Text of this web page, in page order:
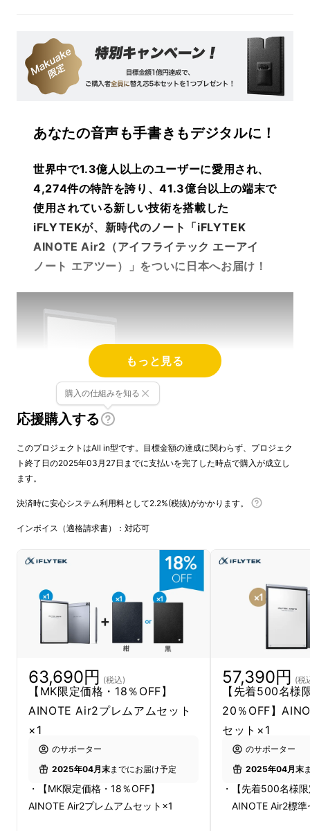
あなたの音声も手書きもデジタルに！
世界中で1.3億人以上のユーザーに愛用され、
4,274件の特許を誇り、41.3億台以上の端末で
使用されている新しい技術を搭載した
iFLYTEKが、新時代のノート「iFLYTEK
AINOTE Air2（アイフライテック エーアイ
ノート エアツー）」をついに日本へお届け！
会議やインタビューで、もうメモは不要！
話者
を自動識別し、14言語対応のリアルタイム音
声文字起こし
で重要な発言を逃さず記録。さら
に、Chat GPTとの連携で会議後の議事録を瞬
もっと見る
応援購入する
購入の仕組みを知る
このプロジェクトはAll in型です。目標金額の達成に関わらず、プロジェク
ト終了日の2025年03月27日までに支払いを完了した時点で購入が成立し
ます。
決済時に安心システム利用料として2.2%(税抜)がかかります。
インボイス（適格請求書）：対応可
63,690円 (税込)
【MK限定価格・18％OFF】
AINOTE Air2プレムアムセット
×1
のサポーター
2025年04月末までにお届け予定
・【MK限定価格・18％OFF】
AINOTE Air2プレムアムセット×1
57,390円 (税
【先着500名様
20％OFF】
セット×1
のサポーター
2025年04月末
・【先着500名様
AINOTE Air2標準